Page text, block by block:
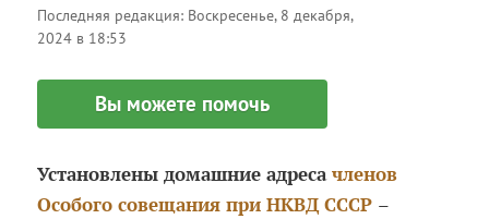
Последняя редакция: Воскресенье, 8 декабря,
2024 в 18:53
Вы можете помочь
Установлены домашние адресачленов
Особого совещания при НКВД СССР –